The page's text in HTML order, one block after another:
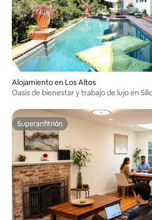
Alojamiento en Los Altos
Oasis de bienestar y trabajo de lujo en
Superanfitrión
Superanfitrión